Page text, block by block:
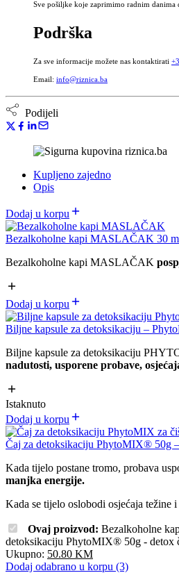
Sve pošiljke koje zaprimimo radnim
Podrška
Za sve informacije možete nas kontaktirati
Email: info@riznica.ba
Podijeli
Kupljeno zajedno
Opis
Dodaj u korpu
Bezalkoholne kapi MASLAČAK 30
Bezalkoholne kapi MASLAČAK
Dodaj u korpu
Biljne kapsule za detoksikaciju –
Biljne kapsule za detoksikaciju
nadutosti, usporene probave,
Istaknuto
Dodaj u korpu
Čaj za detoksikaciju PhytoMIX® 50g
Kada tijelo postane tromo, probava
manjka energije.
Kada se tijelo oslobodi osjećaja težine
Ovaj proizvod: Bezalkoholne
detoksikaciju PhytoMIX® 50g - detox
Ukupno: 50.80 KM
Dodaj odabrano u korpu (3)